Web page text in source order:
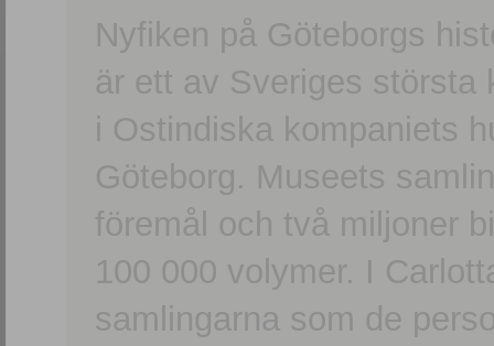
Nyfiken på Göteborgs
är ett av Sveriges största
i Ostindiska kompaniets
Göteborg. Museets
föremål och två miljoner
100 000 volymer. I
samlingarna som de